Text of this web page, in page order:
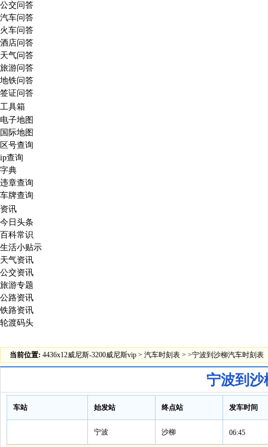
公交问答
汽车问答
火车问答
酒店问答
天气问答
旅游问答
地铁问答
签证问答
工具箱
电子地图
国际地图
区号查询
ip查询
字典
违章查询
车牌查询
资讯
今日头条
百科常识
生活小贴示
天气资讯
公交资讯
旅游专题
公路资讯
铁路资讯
轮渡码头
当前位置: 4436x12威尼斯-3200威尼斯vip > 汽车时刻表 > >宁波到沙柳汽车时刻表
宁波到沙
车站 始发站 终点站 发车时间
宁波 沙柳 06:45